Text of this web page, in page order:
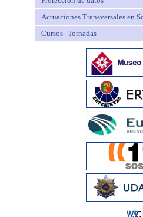
Actuaciones Transversales en
Cursos - Jornadas